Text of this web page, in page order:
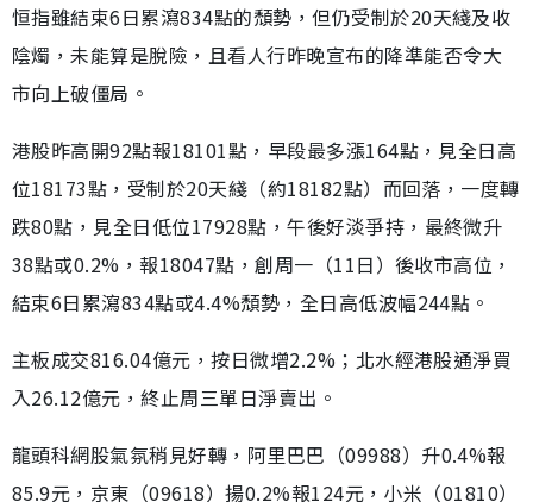
恒指雖結束6日累瀉834點的頹勢，但仍受制於20天綫及收
陰燭，未能算是脫險，且看人行昨晚宣布的降準能否令大
市向上破僵局。
港股昨高開92點報18101點，早段最多漲164點，見全日高
位18173點，受制於20天綫（約18182點）而回落，一度轉
跌80點，見全日低位17928點，午後好淡爭持，最終微升
38點或0.2%，報18047點，創周一（11日）後收市高位，
結束6日累瀉834點或4.4%頹勢，全日高低波幅244點。
主板成交816.04億元，按日微增2.2%；北水經港股通淨買
入26.12億元，終止周三單日淨賣出。
龍頭科網股氣氛稍見好轉，阿里巴巴（09988）升0.4%報
85.9元，京東（09618）揚0.2%報124元，小米（01810）